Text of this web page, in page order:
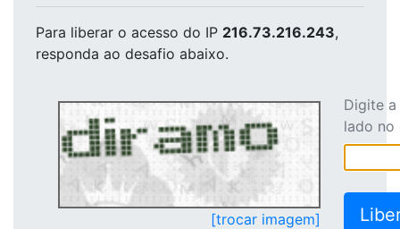
Para liberar o acesso do IP 216.73.216.243,
responda ao desafio abaixo.
[trocar imagem]
Digite
lado no